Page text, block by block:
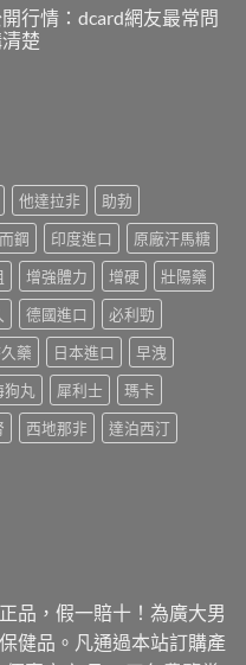
行情：dcard網友最常問
楚
他達拉非
助勃
鋼 印度進口
原廠汗馬糖
增強體力 增硬
壯陽藥
德國進口
必利勁
藥 日本進口
早洩
狗丸 犀利士
瑪卡
西地那非
達泊西汀
品，假一賠十！為廣大男
健品。凡通過本站訂購產